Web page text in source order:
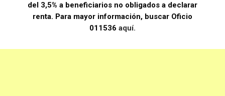
del 3,5% a beneficiarios no obligados a declarar
renta. Para mayor información, buscar Oficio
011536 aquí.